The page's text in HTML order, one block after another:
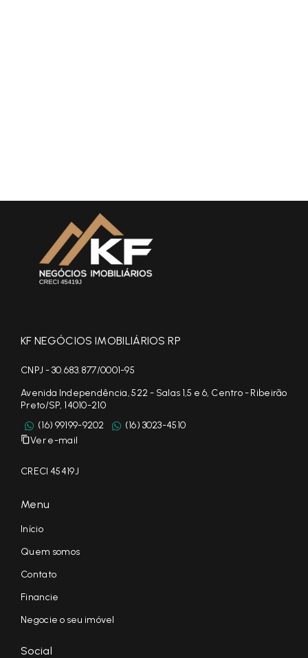
KF NEGÓCIOS IMOBILIÁRIOS RP
CNPJ - 30.683.877/0001-95
Avenida Independência, 522 - Salas 1,5 e 6, Centro - Ribeirão
Preto/SP, 14010-210
(16) 99199-9202
(16) 3023-4510
Ver e-mail
CRECI 45419J
Menu
Início
Quem somos
Contato
Financie
Negocie o seu imóvel
Social